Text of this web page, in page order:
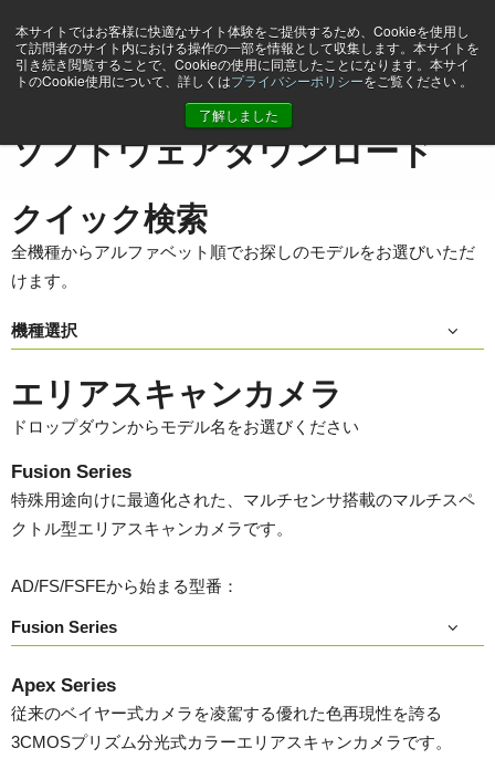
本サイトではお客様に快適なサイト体験をご提供するため、Cookieを使用し
て訪問者のサイト内における操作の一部を情報として収集します。本サイトを
引き続き閲覧することで、Cookieの使用に同意したことになります。本サイ
トのCookie使用について、詳しくはプライバシーポリシーをご覧ください 。
了解しました
ソフトウェアダウンロード
ソフトウェアダウンロード
クイック検索
全機種からアルファベット順でお探しのモデルをお選びいただ
けます。
機種選択
エリアスキャンカメラ
ドロップダウンからモデル名をお選びください
Fusion Series
特殊用途向けに最適化された、マルチセンサ搭載のマルチスペ
クトル型エリアスキャンカメラです。
AD/FS/FSFEから始まる型番：
Fusion Series
Apex Series
従来のベイヤー式カメラを凌駕する優れた色再現性を誇る
3CMOSプリズム分光式カラーエリアスキャンカメラです。